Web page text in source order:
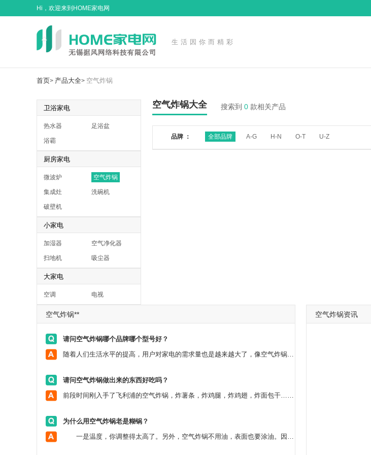
Hi，欢迎来到HOME家电网
生活因你而精彩
首页> 产品大全> 空气炸锅
卫浴家电
热水器 足浴盆
浴霸
厨房家电
微波炉 空气炸锅
集成灶 洗碗机
破壁机
小家电
加湿器 空气净化器
扫地机 吸尘器
大家电
空调 电视
空气炸锅大全 搜索到 0 款相关产品
品牌 ： 全部品牌 A-G H-N O-T U-Z
空气炸锅**
请问空气炸锅哪个品牌哪个型号好？
随着人们生活水平的提高，用户对家电的需求量也是越来越大了，像空气炸锅目前市面上的销量就比较高。你问的空气炸锅哪个品牌哪个型号好？这个品牌就多了，然后每个品牌下面又有很多的型号。所以建议你先选好空气炸锅的品牌。下面我就来介绍一下国内知名度比较高的、销售量比较高的品牌：美的、飞利浦、九阳、利仁、美善美心、德国宝等等，这些品牌的质量还有售后服务都是有保障的，选购的用户也有很多的。具体的型号，需要你去专卖店查看了。
请问空气炸锅做出来的东西好吃吗？
前段时间刚入手了飞利浦的空气炸锅，炸薯条，炸鸡腿，炸鸡翅，炸面包干…操作简单，而且不会贱油，清洗也很方便，简直幸福感爆棚，感觉生活品质一下子提高了很多，强烈建议你可以入手一个!空气炸锅是利用空气烘干的原理，没有那么多油，比传统油炸的食物更加健康环保!性价比也超高，价格也还好，你可以买一个哦!
为什么用空气炸锅老是糊锅？
一是温度，你调整得太高了。另外，空气炸锅不用油，表面也要涂油。因为他在吹热风。表面干燥后，如果还是百度热风，就容易混乱。
空气炸锅资讯